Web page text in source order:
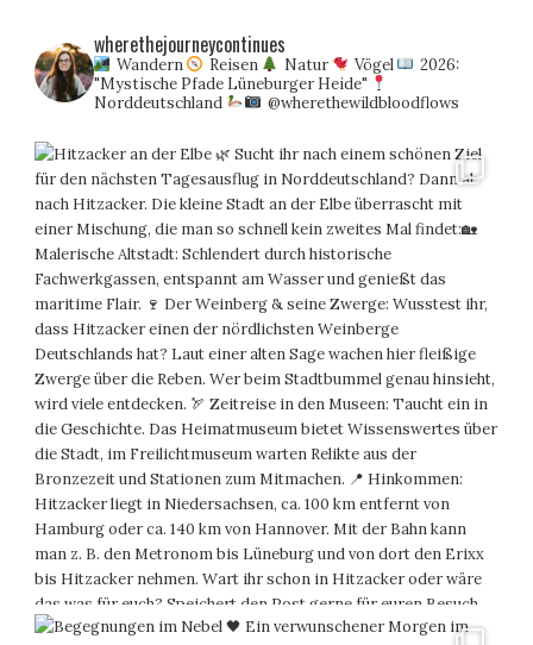
wherethejourneycontinues
Wandern Reisen Natur Vögel
2026:
"Mystische Pfade Lüneburger Heide"
Norddeutschland
@wherethewildbloodflows